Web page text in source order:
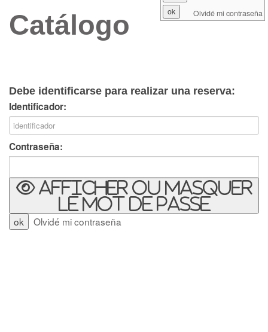
Catálogo
Debe identificarse para realizar una reserva:
Identificador:
Contraseña:
Afficher ou masquer
le mot de passe
Olvidé mi contraseña
Olvidé mi contraseña